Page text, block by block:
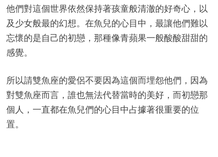
他們對這個世界依然保持著孩童般清澈的好奇心，以
及少女般最的幻想。在魚兒的心目中，最讓他們難以
忘懷的是自己的初戀，那種像青蘋果一般酸酸甜甜的
感覺。
所以請雙魚座的愛侶不要因為這個而埋怨他們，因為
對雙魚座而言，誰也無法代替當時的美好，而初戀那
個人，一直都在魚兒們的心目中占據著很重要的位
置。